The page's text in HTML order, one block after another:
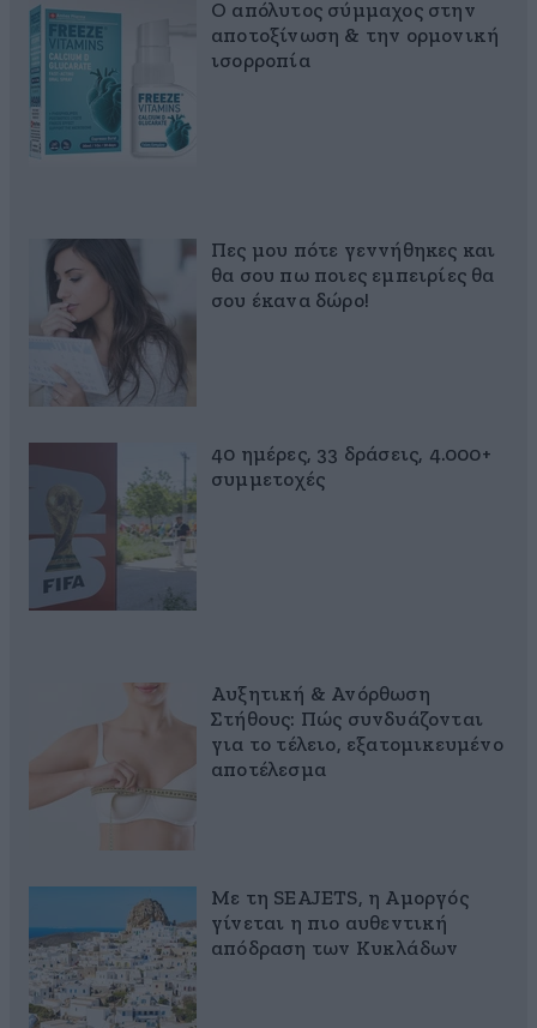
Ο απόλυτος σύμμαχος στην
αποτοξίνωση & την ορμονική
ισορροπία
Πες μου πότε γεννήθηκες και
θα σου πω ποιες εμπειρίες θα
σου έκανα δώρο!
40 ημέρες, 33 δράσεις, 4.000+
συμμετοχές
Αυξητική & Ανόρθωση
Στήθους: Πώς συνδυάζονται
για το τέλειο, εξατομικευμένο
αποτέλεσμα
Με τη SEAJETS, η Αμοργός
γίνεται η πιο αυθεντική
απόδραση των Κυκλάδων